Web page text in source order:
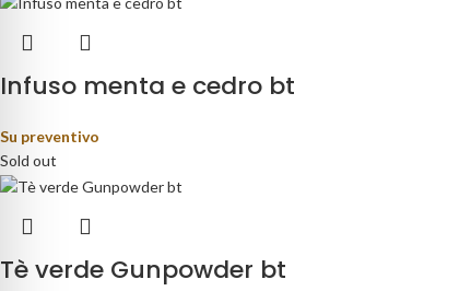
Infuso menta e cedro bt
Su preventivo
Sold out
Tè verde Gunpowder bt